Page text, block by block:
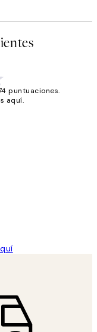
puntuaciones.
aquí.